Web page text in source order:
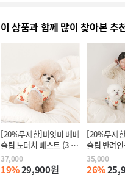
이 상품과 함께 많이 찾아본 추
[20%무제한]바잇미 베베
슬립 노터치 베스트 (3
colors)
37,000
19%29,900원
[20%무제
슬립 반려
colors)
35,000
26%